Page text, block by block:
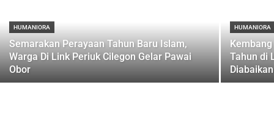
HUMANIORA
Semarakan Perayaan Tahun Baru Islam,
Warga Di Link Periuk Cilegon Gelar Pawai
Obor
HUMANIORA
Tahun di
Diabaikan